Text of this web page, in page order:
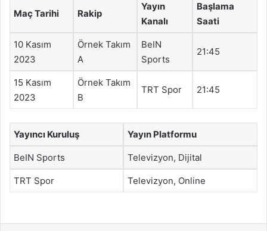
Maç Tarihi Rakip
Yayın
Kanalı
Başlama
Saati
10 Kasım
2023
Örnek Takım
A
BeIN
Sports
21:45
15 Kasım
2023
Örnek Takım
B
TRT Spor 21:45
Yayıncı Kuruluş Yayın Platformu
BeIN Sports Televizyon, Dijital
TRT Spor Televizyon, Online